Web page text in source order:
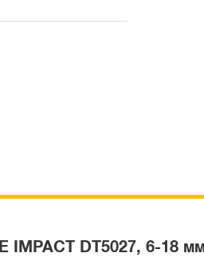
IMPACT DT5027, 6-18 мм